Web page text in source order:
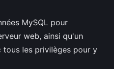
MySQL pour
web, ainsi qu'un
tous les privilèges pour y